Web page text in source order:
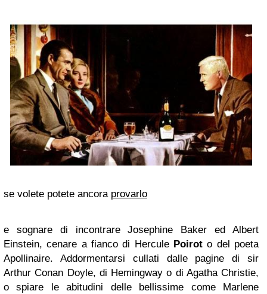
se volete potete ancora provarlo
e sognare di incontrare Josephine Baker ed Albert
Einstein, cenare a fianco di Hercule Poirot o del poeta
Apollinaire. Addormentarsi cullati dalle pagine di sir
Arthur Conan Doyle, di Hemingway o di Agatha Christie,
o spiare le abitudini delle bellissime come Marlene